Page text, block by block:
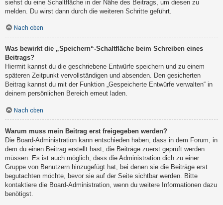
siehst du eine Schaltfläche in der Nähe des Beitrags, um diesen zu
melden. Du wirst dann durch die weiteren Schritte geführt.
Nach oben
Was bewirkt die „Speichern“-Schaltfläche beim Schreiben eines
Beitrags?
Hiermit kannst du die geschriebene Entwürfe speichern und zu einem
späteren Zeitpunkt vervollständigen und absenden. Den gesicherten
Beitrag kannst du mit der Funktion „Gespeicherte Entwürfe verwalten“ in
deinem persönlichen Bereich erneut laden.
Nach oben
Warum muss mein Beitrag erst freigegeben werden?
Die Board-Administration kann entschieden haben, dass in dem Forum, in
dem du einen Beitrag erstellt hast, die Beiträge zuerst geprüft werden
müssen. Es ist auch möglich, dass die Administration dich zu einer
Gruppe von Benutzern hinzugefügt hat, bei denen sie die Beiträge erst
begutachten möchte, bevor sie auf der Seite sichtbar werden. Bitte
kontaktiere die Board-Administration, wenn du weitere Informationen dazu
benötigst.